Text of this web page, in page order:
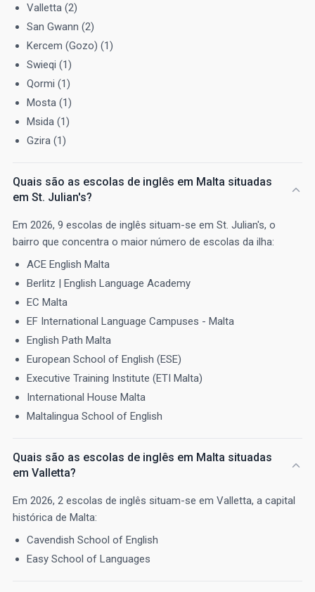
Valletta (2)
San Gwann (2)
Kercem (Gozo) (1)
Swieqi (1)
Qormi (1)
Mosta (1)
Msida (1)
Gzira (1)
Quais são as escolas de inglês em Malta situadas
em St. Julian's?
Em 2026, 9 escolas de inglês situam-se em St. Julian's, o
bairro que concentra o maior número de escolas da ilha:
ACE English Malta
Berlitz | English Language Academy
EC Malta
EF International Language Campuses - Malta
English Path Malta
European School of English (ESE)
Executive Training Institute (ETI Malta)
International House Malta
Maltalingua School of English
Quais são as escolas de inglês em Malta situadas
em Valletta?
Em 2026, 2 escolas de inglês situam-se em Valletta, a capital
histórica de Malta:
Cavendish School of English
Easy School of Languages